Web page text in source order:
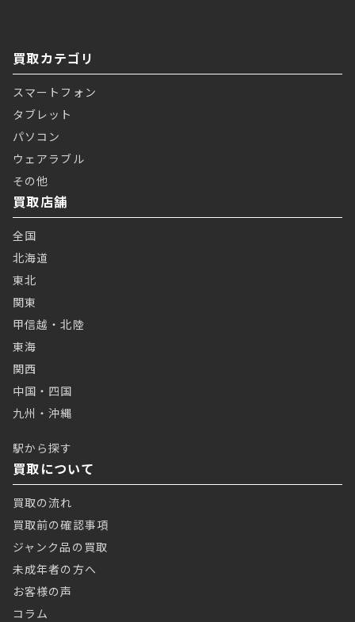
買取カテゴリ
スマートフォン
タブレット
パソコン
ウェアラブル
その他
買取店舗
全国
北海道
東北
関東
甲信越・北陸
東海
関西
中国・四国
九州・沖縄
駅から探す
買取について
買取の流れ
買取前の確認事項
ジャンク品の買取
未成年者の方へ
お客様の声
コラム